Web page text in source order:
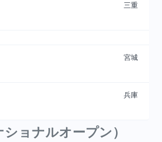
三重
宮城
兵庫
ョナルオープン）